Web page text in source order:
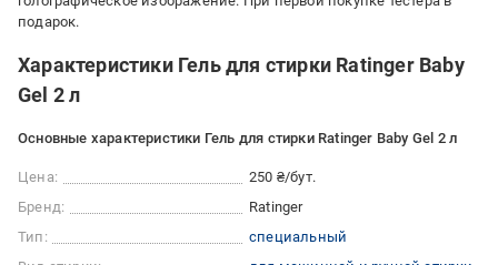
подарок.
Характеристики Гель для стирки Ratinger Baby
Gel 2 л
Основные характеристики Гель для стирки Ratinger Baby Gel 2 л
Цена:
250 ₴/бут.
Бренд:
Ratinger
Тип:
специальный